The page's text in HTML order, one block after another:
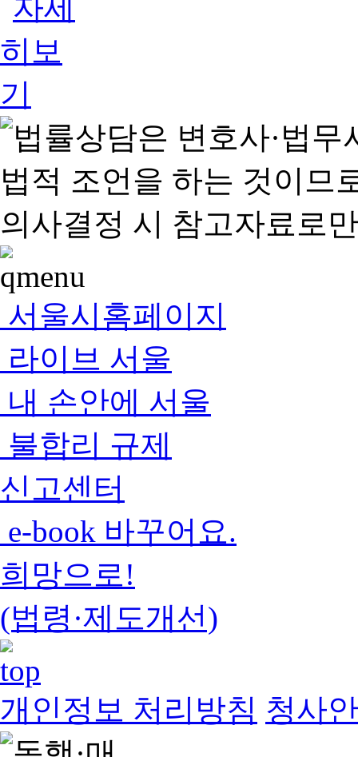
서울시홈페이지
라이브 서울
내 손안에 서울
불합리 규제
신고센터
e-book 바꾸어요.
희망으로!
(법령·제도개선)
개인정보 처리방침 청사